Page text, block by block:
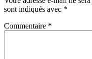
sont indiqués avec *
Commentaire *